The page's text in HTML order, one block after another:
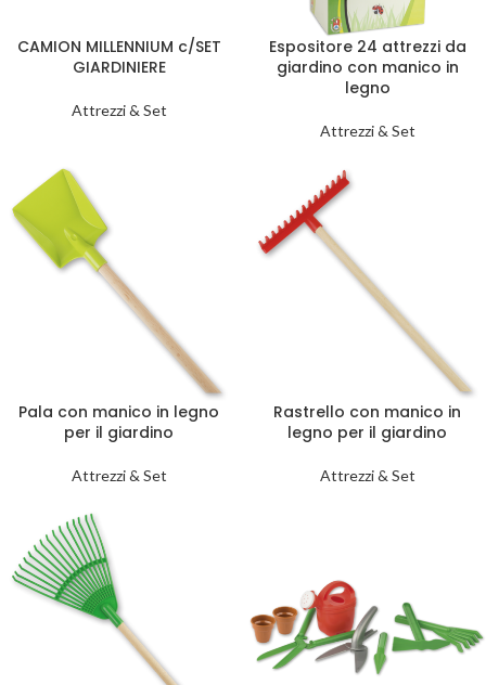
CAMION MILLENNIUM c/SET
GIARDINIERE
Attrezzi & Set
Espositore 24 attrezzi da
giardino con manico in
legno
Attrezzi & Set
Pala con manico in legno
per il giardino
Attrezzi & Set
Rastrello con manico in
legno per il giardino
Attrezzi & Set